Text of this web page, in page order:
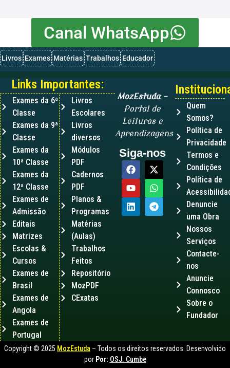
Canal WhatsApp
Livros Exames Matérias Trabalhos Educador
MozEstuda–
Portal de
Leituras e
Aprendizagens
Siga-nos
Quem
Somos?
Política de
Privacidade
Termos e
Condições
Política de
Denuncie
uma Obra
Nossos
Serviços
Contacte-
nos
Anuncie
Connosco
Sobre o
Fundador
Links Importantes:
Exames da 6ª
Classe
Exames da 9ª
Classe
Exames da
10ª Classe
Exames da
12ª Classe
Exames de
Admissão
Editais
Matrizes
Escolas &
Cursos
Exames de
Brasil
Exames de
Angola
Exames de
Portugal
Livros
Escolares
Livros
diversos
Módulos
PDF
Cadernos
PDF
Planos &
Programas
Matérias
(Aulas)
Trabalhos
Feitos
Repositório
MozPDF
CExatas
Copyright © 2025 MozEstuda – Todos os direitos reservados. Desenvolvido
por Por: OSJ. Cumbe